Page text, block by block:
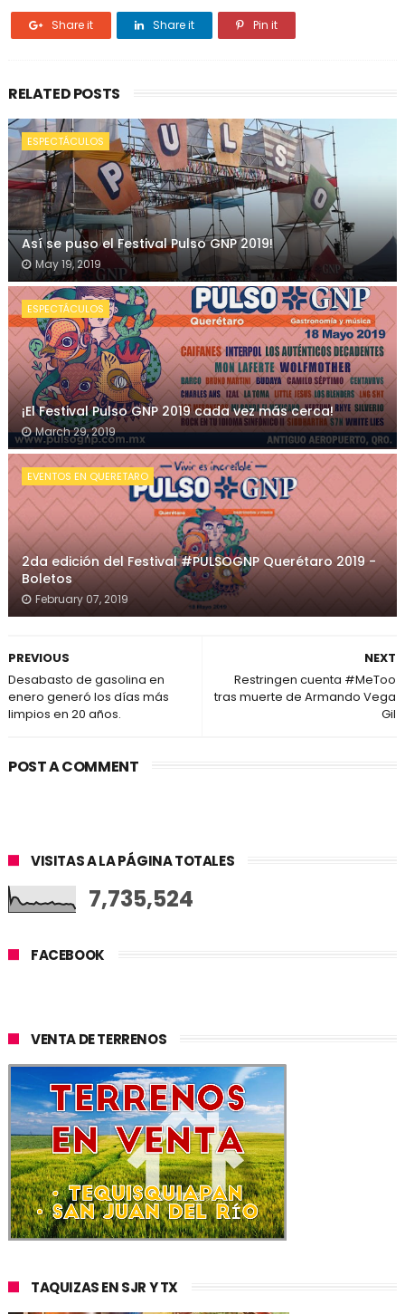
Share it Share it Pin it
RELATED POSTS
ESPECTÁCULOS
Así se puso el Festival Pulso GNP 2019!
May 19, 2019
ESPECTÁCULOS
¡El Festival Pulso GNP 2019 cada vez más cerca!
March 29, 2019
EVENTOS EN QUERETARO
2da edición del Festival #PULSOGNP Querétaro 2019 -
Boletos
February 07, 2019
NEXT
Restringen cuenta #MeToo
tras muerte de Armando Vega
Gil
PREVIOUS
Desabasto de gasolina en
enero generó los días más
limpios en 20 años.
POST A COMMENT
VISITAS A LA PÁGINA TOTALES
7,735,524
FACEBOOK
VENTA DE TERRENOS
TAQUIZAS EN SJR Y TX